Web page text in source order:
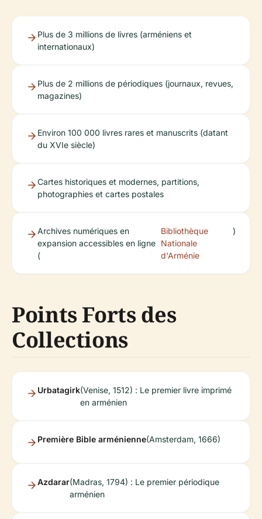
Plus de 3 millions de livres (arméniens et
internationaux)
Plus de 2 millions de périodiques (journaux, revues,
magazines)
Environ 100 000 livres rares et manuscrits (datant
du XVIe siècle)
Cartes historiques et modernes, partitions,
photographies et cartes postales
Archives numériques en
expansion accessibles en ligne
(
Bibliothèque
Nationale
d'Arménie
)
Points Forts des
Collections
Urbatagirk(Venise, 1512) : Le premier livre imprimé
en arménien
Première Bible arménienne(Amsterdam, 1666)
Azdarar(Madras, 1794) : Le premier périodique
arménien